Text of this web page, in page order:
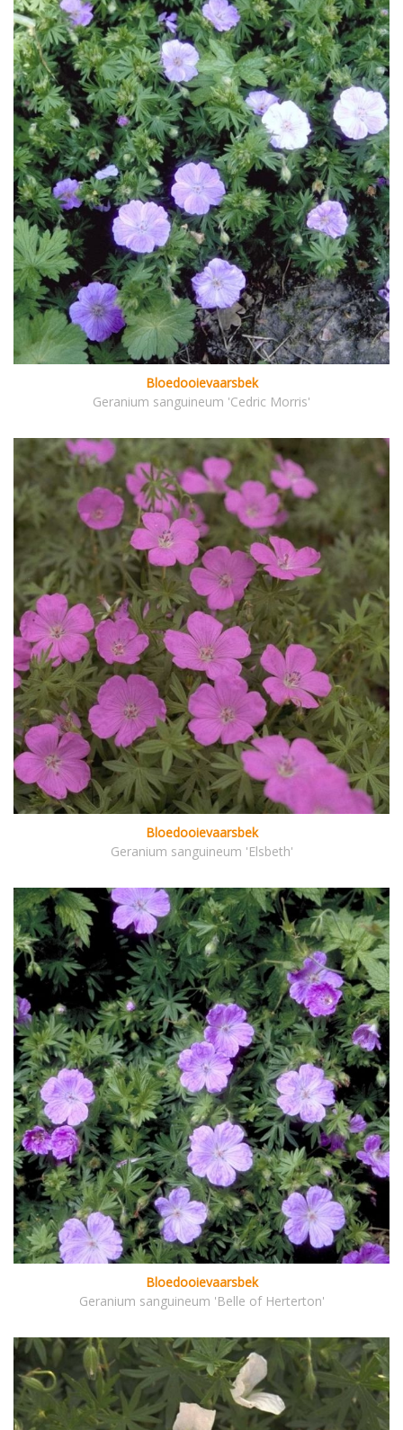
Bloedooievaarsbek
Geranium sanguineum 'Cedric Morris'
Bloedooievaarsbek
Geranium sanguineum 'Elsbeth'
Bloedooievaarsbek
Geranium sanguineum 'Belle of Herterton'